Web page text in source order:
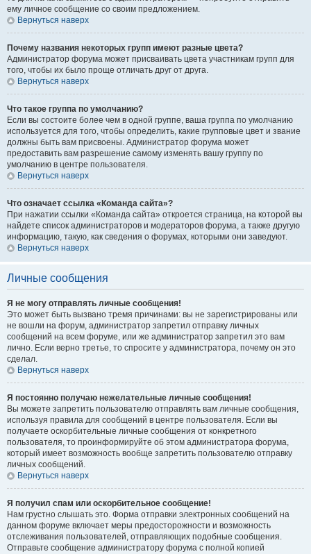
ему личное сообщение со своим предложением.
Вернуться наверх
Почему названия некоторых групп имеют разные цвета?
Администратор форума может присваивать цвета участникам групп для
того, чтобы их было проще отличать друг от друга.
Вернуться наверх
Что такое группа по умолчанию?
Если вы состоите более чем в одной группе, ваша группа по умолчанию
используется для того, чтобы определить, какие групповые цвет и звание
должны быть вам присвоены. Администратор форума может
предоставить вам разрешение самому изменять вашу группу по
умолчанию в центре пользователя.
Вернуться наверх
Что означает ссылка «Команда сайта»?
При нажатии ссылки «Команда сайта» откроется страница, на которой вы
найдете список администраторов и модераторов форума, а также другую
информацию, такую, как сведения о форумах, которыми они заведуют.
Вернуться наверх
Личные сообщения
Я не могу отправлять личные сообщения!
Это может быть вызвано тремя причинами: вы не зарегистрированы или
не вошли на форум, администратор запретил отправку личных
сообщений на всем форуме, или же администратор запретил это вам
лично. Если верно третье, то спросите у администратора, почему он это
сделал.
Вернуться наверх
Я постоянно получаю нежелательные личные сообщения!
Вы можете запретить пользователю отправлять вам личные сообщения,
используя правила для сообщений в центре пользователя. Если вы
получаете оскорбительные личные сообщения от конкретного
пользователя, то проинформируйте об этом администратора форума,
который имеет возможность вообще запретить пользователю отправку
личных сообщений.
Вернуться наверх
Я получил спам или оскорбительное сообщение!
Нам грустно слышать это. Форма отправки электронных сообщений на
данном форуме включает меры предосторожности и возможность
отслеживания пользователей, отправляющих подобные сообщения.
Отправьте сообщение администратору форума с полной копией